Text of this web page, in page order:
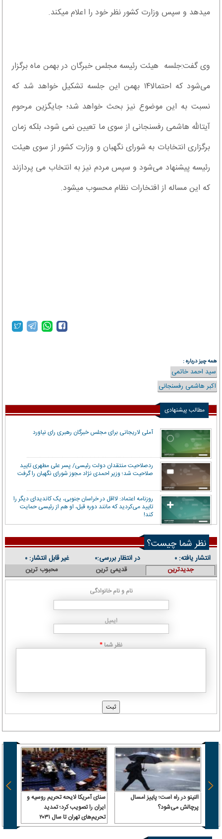
می‎دهد و سپس وزارت کشور نظر خود را اعلام می‎‏کند.
وی گفت:جلسه هیئت رئیسه مجلس خبرگان در بهمن ماه برگزار
می‌شود که احتمالا۱۴ بهمن این جلسه تشکیل خواهد شد که
نسبت به این موضوع نیز بحث خواهد شد؛ جایگزین مرحوم
آیت‎الله هاشمی رفسنجانی از سوی ما تعیین نمی شود، بلکه زمان
برگزاری انتخابات به شورای نگهبان و وزارت کشور از سوی هیئت
رئیسه پیشنهاد می‌شود و سپس مردم نیز به انتخاب می پردازند
که این مساله از افتخارات نظام محسوب می‎شود.
همه چیز درباره :
سید احمد خاتمی
اکبر هاشمی رفسنجانی
مطالب پیشنهادی
آملی لاریجانی برای مجلس خبرگان رهبری رای نیاورد
ردصلاحیت منتقدان دولت رئیسی/ پسر علی مطهری تایید
صلاحیت شد؛ وزیر احمدی نژاد مجوز شورای نگهبان را گرفت
روزنامه اعتماد: لااقل در خراسان جنوبی، یک کاندیدای دیگر را
تایید می‌کردید که مانند دوره قبل، او هم از رئیسی حمایت
کند!
نظر شما چیست؟
انتشار یافته: ۰ در انتظار بررسی:۰ غیر قابل انتشار: ۰
جدیدترین قدیمی ترین محبوب ترین
نام و نام خانوادگی
ایمیل
نظر شما *
النینو در راه است؛ پاییز امسال
پرچالش می‌شود؟
سنای آمریکا لایحه تحریم روسیه و
ایران را تصویب کرد؛ تمدید
تحریم‌های تهران تا سال ۲۰۳۱